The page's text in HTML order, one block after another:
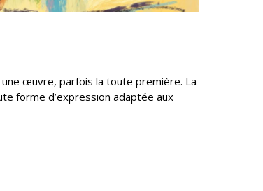
œuvre, parfois la toute première. La
forme d’expression adaptée aux